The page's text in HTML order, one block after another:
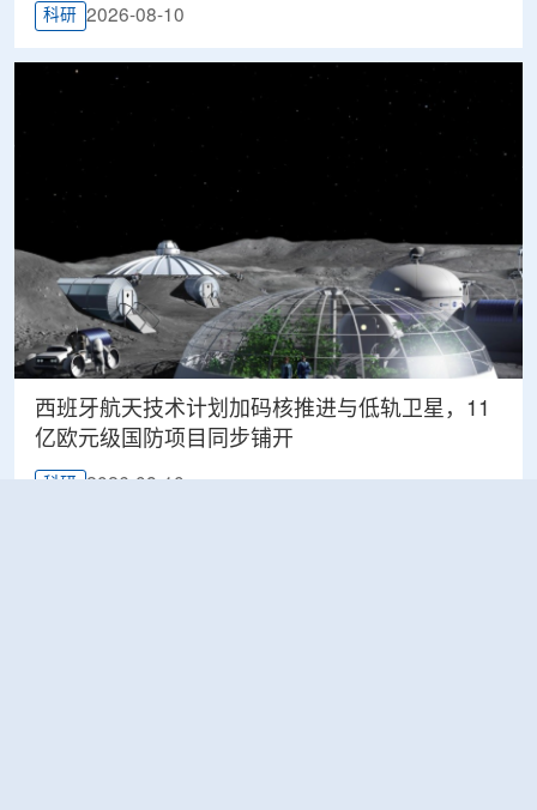
科研 2026-08-10
西班牙航天技术计划加码核推进与低轨卫星，11
亿欧元级国防项目同步铺开
科研 2026-08-10